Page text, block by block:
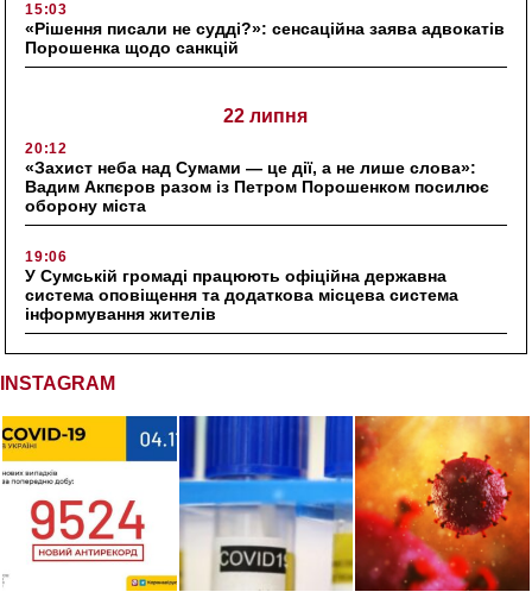
15:03
«Рішення писали не судді?»: сенсаційна заява адвокатів
Порошенка щодо санкцій
22 липня
20:12
«Захист неба над Сумами — це дії, а не лише слова»:
Вадим Акпєров разом із Петром Порошенком посилює
оборону міста
19:06
У Сумській громаді працюють офіційна державна
система оповіщення та додаткова місцева система
інформування жителів
INSTAGRAM